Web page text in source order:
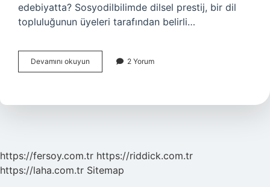
edebiyatta? Sosyodilbilimde dilsel prestij, bir dil
topluluğunun üyeleri tarafından belirli…
Devamını okuyun
Ne
2 Yorum
https://fersoy.com.tr https://riddick.com.tr
https://laha.com.tr Sitemap